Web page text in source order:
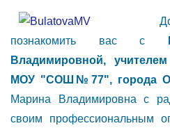
познакомить вас с
Владимировной,
МОУ "СОШ№77", города
Марина Владимировна с
своим профессиональным